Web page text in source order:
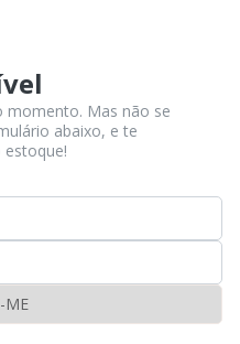
momento. Mas não se
abaixo, e te
ME